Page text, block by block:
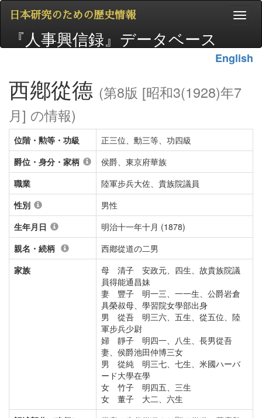
日本研究のための歴史情報
『人事興信録』データベース
English
西鄕從德 (第8版 [昭和3(1928)年7
月] の情報)
位階・勲等・功級
正三位、勳三等、功四級
爵位・身分・家柄
侯爵、東京府華族
職業
陸軍步兵大佐、貴族院議員
性別
男性
生年月日
明治十一年十月 (1878)
親名・続柄
西鄕從道の二男
家族
母 清子 安政元、四生、故貴族院議
員得能通昌妹
妻 豐子 明一三、一一生、公爵岩倉
具榮叔母、學習院女學部出身
男 從吾 明三六、五生、從五位、陸
軍步兵少尉
婦 靜子 明四一、八生、長男從吾
妻、侯爵池田仲博三女
男 從純 明三七、七生、米國ハーバ
ード大學在學
女 竹子 明四五、三生
女 董子 大二、六生